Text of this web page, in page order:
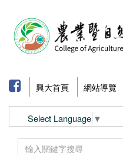
興大首頁 網站導覽
Select Language ▼